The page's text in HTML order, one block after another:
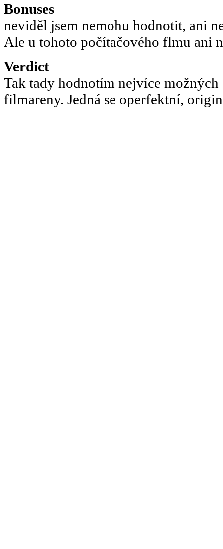
Bonuses
neviděl jsem nemohu hodnotit, ani
Ale u tohoto počítačového flmu ani
Verdict
Tak tady hodnotím nejvíce
filmareny. Jedná se operfektní,